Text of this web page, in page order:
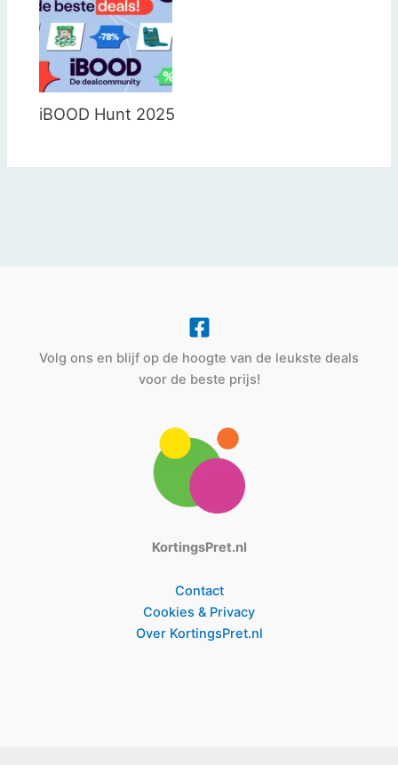
iBOOD Hunt 2025
Volg ons en blijf op de hoogte van de leukste deals
voor de beste prijs!
KortingsPret.nl
Contact
Cookies & Privacy
Over KortingsPret.nl